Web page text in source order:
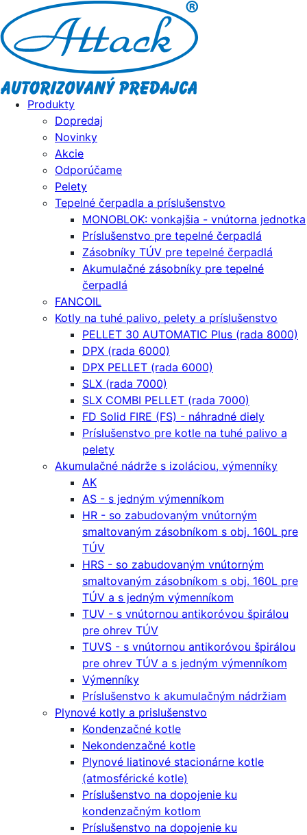
Produkty
Dopredaj
Novinky
Akcie
Odporúčame
Pelety
Tepelné čerpadla a príslušenstvo
MONOBLOK: vonkajšia - vnútorna jednotka
Príslušenstvo pre tepelné čerpadlá
Zásobníky TÚV pre tepelné čerpadlá
Akumulačné zásobníky pre tepelné
čerpadlá
FANCOIL
Kotly na tuhé palivo, pelety a príslušenstvo
PELLET 30 AUTOMATIC Plus (rada 8000)
DPX (rada 6000)
DPX PELLET (rada 6000)
SLX (rada 7000)
SLX COMBI PELLET (rada 7000)
FD Solid FIRE (FS) - náhradné diely
Príslušenstvo pre kotle na tuhé palivo a
pelety
Akumulačné nádrže s izoláciou, výmenníky
AK
AS - s jedným výmenníkom
HR - so zabudovaným vnútorným
smaltovaným zásobníkom s obj. 160L pre
TÚV
HRS - so zabudovaným vnútorným
smaltovaným zásobníkom s obj. 160L pre
TÚV a s jedným výmenníkom
TUV - s vnútornou antikoróvou špirálou
pre ohrev TÚV
TUVS - s vnútornou antikoróvou špirálou
pre ohrev TÚV a s jedným výmenníkom
Výmenníky
Príslušenstvo k akumulačným nádržiam
Plynové kotly a prislušenstvo
Kondenzačné kotle
Nekondenzačné kotle
Plynové liatinové stacionárne kotle
(atmosférické kotle)
Príslušenstvo na dopojenie ku
kondenzačným kotlom
Príslušenstvo na dopojenie ku